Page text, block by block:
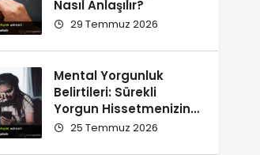
Nasıl Anlaşılır?
29 Temmuz 2026
Mental Yorgunluk
Belirtileri: Sürekli
Yorgun Hissetmenizin
12 Olası Nedeni
25 Temmuz 2026